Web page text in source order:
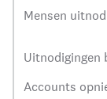
Mensen
Uitnodigingen
Accounts